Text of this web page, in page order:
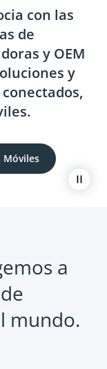
con las
de
y OEM
y
Móviles
a
mundo.